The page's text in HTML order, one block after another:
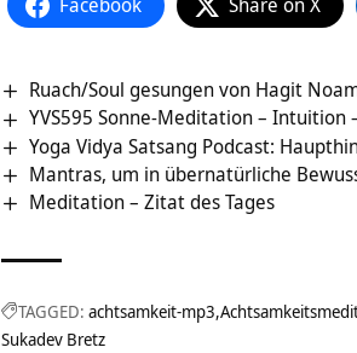
Ruach/Soul gesungen von Hagit
YVS595 Sonne-Meditation – Intuition
Yoga Vidya Satsang Podcast:
Mantras, um in übernatürliche
Meditation – Zitat des Tages
TAGGED: achtsamkeit-mp3
Sukadev Bretz